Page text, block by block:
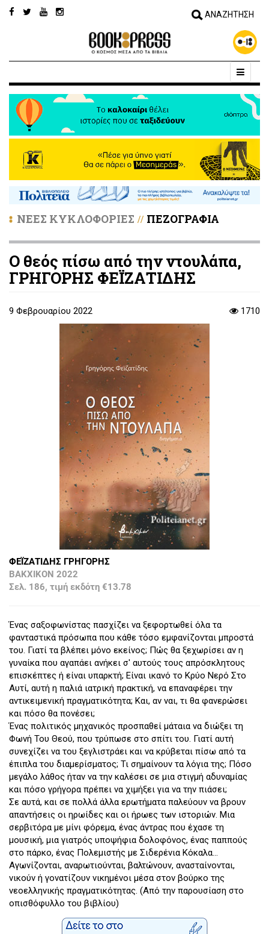
ΝΕΕΣ ΚΥΚΛΟΦΟΡΙΕΣ // ΠΕΖΟΓΡΑΦΙΑ
Ο θεός πίσω από την ντουλάπα,
ΓΡΗΓΟΡΗΣ ΦΕΪΖΑΤΙΔΗΣ
9 Φεβρουαρίου 2022 1710
ΦΕΪΖΑΤΙΔΗΣ ΓΡΗΓΟΡΗΣ
ΒΑΚΧΙΚΟΝ 2022
Σελ. 186, τιμή εκδότη €13.78
Ένας σαξοφωνίστας πασχίζει να ξεφορτωθεί όλα τα
φανταστικά πρόσωπα που κάθε τόσο εμφανίζονται μπροστά
του. Γιατί τα βλέπει μόνο εκείνος; Πώς θα ξεχωρίσει αν η
γυναίκα που αγαπάει ανήκει σ' αυτούς τους απρόσκλητους
επισκέπτες ή είναι υπαρκτή; Είναι ικανό το Κρύο Νερό Στο
Αυτί, αυτή η παλιά ιατρική πρακτική, να επαναφέρει την
αντικειμενική πραγματικότητα; Και, αν ναι, τι θα φανερώσει
και πόσο θα πονέσει;
Ένας πολιτικός μηχανικός προσπαθεί μάταια να διώξει τη
Φωνή Του Θεού, που τρύπωσε στο σπίτι του. Γιατί αυτή
συνεχίζει να του ξεγλιστράει και να κρύβεται πίσω από τα
έπιπλα του διαμερίσματος; Τι σημαίνουν τα λόγια της; Πόσο
μεγάλο λάθος ήταν να την καλέσει σε μια στιγμή αδυναμίας
και πόσο γρήγορα πρέπει να χιμήξει για να την πιάσει;
Σε αυτά, και σε πολλά άλλα ερωτήματα παλεύουν να βρουν
απαντήσεις οι ηρωίδες και οι ήρωες των ιστοριών. Μια
σερβιτόρα με μίνι φόρεμα, ένας άντρας που έχασε τη
μουσική, μια γιατρός υποψήφια δολοφόνος, ένας παππούς
στο πάρκο, ένας Πολεμιστής με Σιδερένια Κόκαλα...
Αγωνίζονται, αναρωτιούνται, βαλτώνουν, ανασταίνονται,
νικούν ή γονατίζουν νικημένοι μέσα στον βούρκο της
νεοελληνικής πραγματικότητας. (Από την παρουσίαση στο
οπισθόφυλλο του βιβλίου)